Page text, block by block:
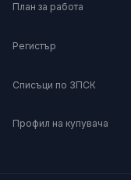
План за работа
Регистър
Списъци по ЗПСК
Профил на купувача